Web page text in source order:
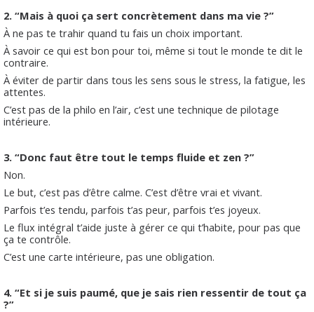
2. “Mais à quoi ça sert concrètement dans ma vie ?”
À ne pas te trahir quand tu fais un choix important.
À savoir ce qui est bon pour toi, même si tout le monde te dit le
contraire.
À éviter de partir dans tous les sens sous le stress, la fatigue, les
attentes.
C’est pas de la philo en l’air, c’est une technique de pilotage
intérieure.
3. “Donc faut être tout le temps fluide et zen ?”
Non.
Le but, c’est pas d’être calme. C’est d’être vrai et vivant.
Parfois t’es tendu, parfois t’as peur, parfois t’es joyeux.
Le flux intégral t’aide juste à gérer ce qui t’habite, pour pas que
ça te contrôle.
C’est une carte intérieure, pas une obligation.
4. “Et si je suis paumé, que je sais rien ressentir de tout ça
?”